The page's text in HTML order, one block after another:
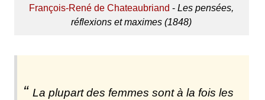
François-René de Chateaubriand -Les pensées,
réflexions et maximes (1848)
La plupart des femmes sont à la fois les